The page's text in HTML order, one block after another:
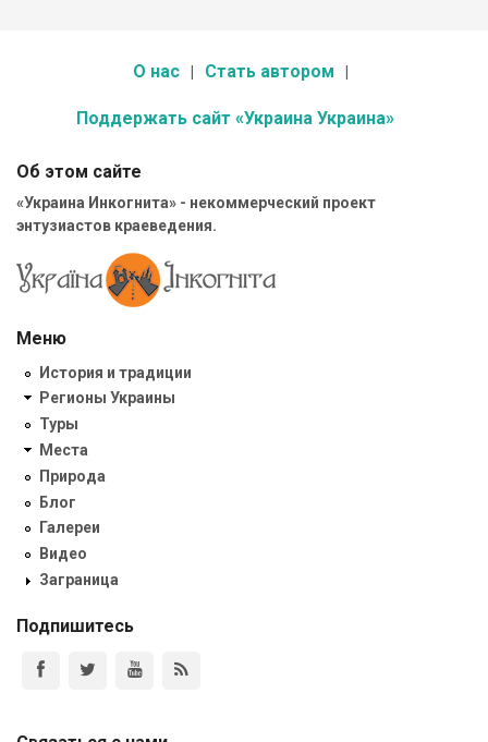
О нас Стать автором
Поддержать сайт «Украина Украина»
Об этом сайте
«Украина Инкогнита» - некоммерческий проект
энтузиастов краеведения.
Меню
История и традиции
Регионы Украины
Туры
Места
Природа
Блог
Галереи
Видео
Заграница
Подпишитесь